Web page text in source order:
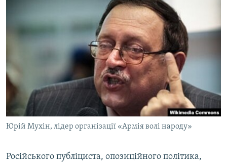
СПЕЦПРОЕКТИ
ВІДЕОУРОКИ «ELIFBE»
СВІДЧЕННЯ ОКУПАЦІЇ
УКРАЇНСЬКА ПРОБЛЕМА КРИМУ
ІНФОГРАФІКА
ЯК ОБІЙТИ БЛОКУВАННЯ
Русский
Qırımtatar
ДОЛУЧАЙСЯ!
Юрій Мухін, лідер організації «Армія волі народу»
Російського публіциста, опозиційного політика,